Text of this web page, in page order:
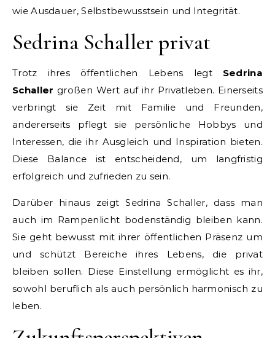
wie Ausdauer, Selbstbewusstsein und Integrität.
Sedrina Schaller privat
Trotz ihres öffentlichen Lebens legt Sedrina
Schaller großen Wert auf ihr Privatleben. Einerseits
verbringt sie Zeit mit Familie und Freunden,
andererseits pflegt sie persönliche Hobbys und
Interessen, die ihr Ausgleich und Inspiration bieten.
Diese Balance ist entscheidend, um langfristig
erfolgreich und zufrieden zu sein.
Darüber hinaus zeigt Sedrina Schaller, dass man
auch im Rampenlicht bodenständig bleiben kann.
Sie geht bewusst mit ihrer öffentlichen Präsenz um
und schützt Bereiche ihres Lebens, die privat
bleiben sollen. Diese Einstellung ermöglicht es ihr,
sowohl beruflich als auch persönlich harmonisch zu
leben.